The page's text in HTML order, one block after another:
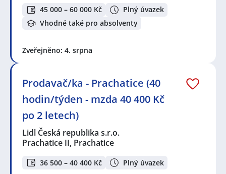
45 000 – 60 000 Kč
Plný úvazek
Vhodné také pro absolventy
Zveřejněno: 4. srpna
Prodavač/ka - Prachatice (40
hodin/týden - mzda 40 400 Kč
po 2 letech)
Lidl Česká republika s.r.o.
Prachatice II, Prachatice
36 500 – 40 400 Kč Plný úvazek